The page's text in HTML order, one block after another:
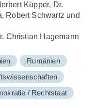
Küpper, Dr.
Robert Schwartz und
Christian Hagemann
Rumänien
/ Rechtstaat